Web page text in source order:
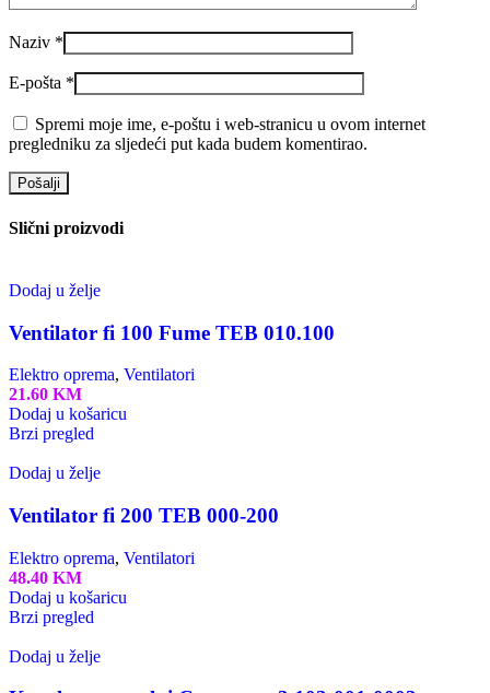
Naziv *
E-pošta *
Spremi moje ime, e-poštu i web-stranicu u ovom internet
pregledniku za sljedeći put kada budem komentirao.
Slični proizvodi
Dodaj u želje
Ventilator fi 100 Fume TEB 010.100
Elektro oprema, Ventilatori
21.60 KM
Dodaj u košaricu
Brzi pregled
Dodaj u želje
Ventilator fi 200 TEB 000-200
Elektro oprema, Ventilatori
48.40 KM
Dodaj u košaricu
Brzi pregled
Dodaj u želje